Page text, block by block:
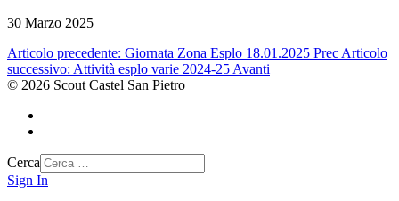
30 Marzo 2025
Articolo precedente: Giornata Zona Esplo 18.01.2025 Prec Articolo
successivo: Attività esplo varie 2024-25 Avanti
© 2026 Scout Castel San Pietro
Cerca
Sign In